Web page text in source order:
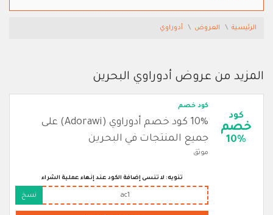
الرئيسية العروض أدوراوي
المزيد من عروض أدوراوي البحرين
كود
خصم
10%
كود خصم
10% كود خصم أدوراوي (Adorawi) على
جميع المنتجات في البحرين
موثق
تنويه: لا تنسى إضافة الكود عند إنهاء عملية الشراء
ac1 نسخ